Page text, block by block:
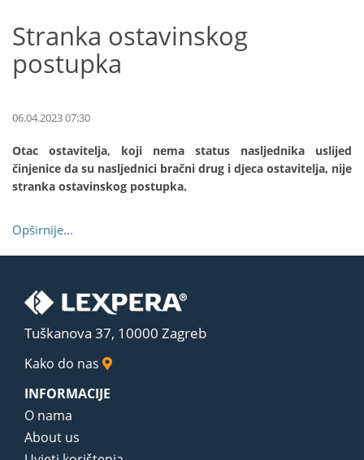
Stranka ostavinskog
postupka
06.04.2023 07:30
Otac ostavitelja, koji nema status nasljednika uslijed
činjenice da su nasljednici bračni drug i djeca ostavitelja, nije
stranka ostavinskog postupka.
Opširnije...
Tuškanova 37, 10000 Zagreb
Kako do nas
INFORMACIJE
O nama
About us